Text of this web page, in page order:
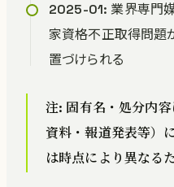
2025-01: 業界専門
家資格不正取得問題
置づけられる
注: 固有名・処分内
資料・報道発表等）
は時点により異なる